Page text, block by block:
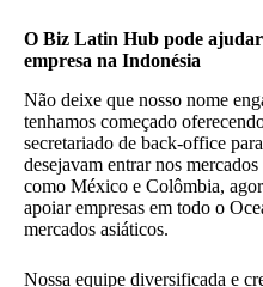
O Biz Latin Hub pode
empresa na Indonésia
Não deixe que nosso nome
tenhamos começado
secretariado de back-office
desejavam entrar nos
como México e Colômbia,
apoiar empresas em todo o
mercados asiáticos.
Nossa equipe diversificada e